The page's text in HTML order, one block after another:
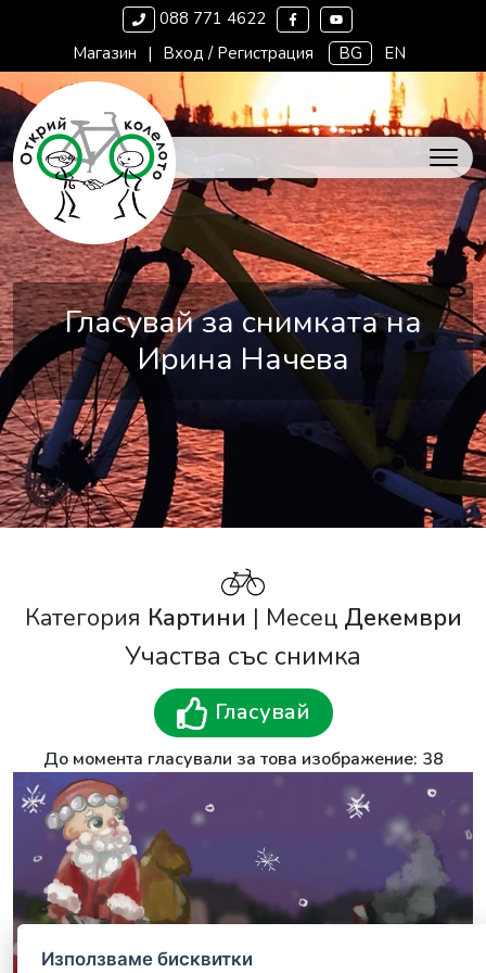
088 771 4622
Магазин | Вход / Регистрация BG EN
Гласувай за снимката на
Ирина Начева
Категория Картини | Месец Декември
Участва със снимка
Гласувай
До момента гласували за това изображение: 38
Използваме бисквитки